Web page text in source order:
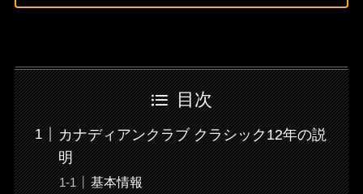
目次
カナディアンクラブ クラシック12年の説
明
基本情報